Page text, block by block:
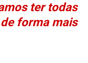
ter todas
forma mais